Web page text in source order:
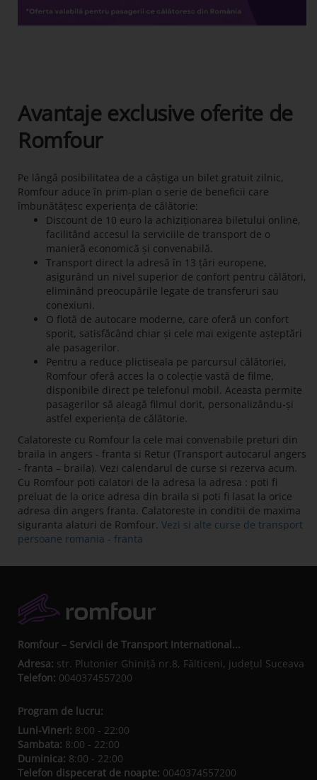
Avantaje exclusive oferite de
Romfour
Pe lângă posibilitatea de a câștiga un bilet gratuit zilnic,
Romfour aduce în prim-plan o serie de beneficii care
îmbunătățesc experiența de călătorie:
Discount de 10 euro la achiziționarea biletului online,
facilitând accesul la serviciile de transport de o
manieră economică și convenabilă.
Transport direct la adresă în 13 țări europene,
asigurând un nivel superior de confort pentru călători,
eliminând preocupările legate de transferuri sau
conexiuni.
O flotă de autocare moderne, care oferă un confort
sporit, satisfăcând chiar și cele mai exigente așteptări
ale pasagerilor.
Pentru a reduce plictiseala pe parcursul călătoriei,
Romfour oferă acces la o colecție vastă de filme,
disponibile direct pe telefonul mobil. Aceasta permite
pasagerilor să aleagă filmul dorit, personalizându-și
astfel experiența de călătorie.
Calatoreste cu Romfour la cele mai convenabile preturi din
braila in angers - franta si Retur (Transport autocarul angers
- franta – braila). Vezi calendarul de curse si rezerva acum.
Cu Romfour poti calatori de la adresa la adresa : poti fi
preluat de la orice adresa din braila si poti fi lasat la orice
adresa din angers franta. Calatoreste in conditii de maxima
siguranta alaturi de Romfour. Vezi si alte curse de transport
persoane romania - franta
Romfour – Servicii de Transport International...
Adresa: str. Plutonier Ghiniţă nr.8, Fălticeni, judeţul Suceava
Telefon: 0040374557200
Program de lucru:
Luni-Vineri: 8:00 - 22:00
Sambata: 8:00 - 22:00
Duminica: 8:00 - 22:00
Telefon dispecerat de noapte: 0040374557200